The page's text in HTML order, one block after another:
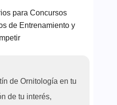
para Concursos
de Entrenamiento y
de Ornitología en tu
de tu interés,